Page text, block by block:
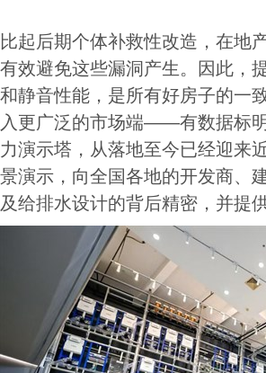
比起后期个体补救性改造，在地
有效避免这些漏洞产生。因此，
和静音性能，是所有好房子的一
入更广泛的市场端——有数据标
力演示塔，从落地至今已经迎来
景演示，向全国各地的开发商、
及给排水设计的背后精密，并提